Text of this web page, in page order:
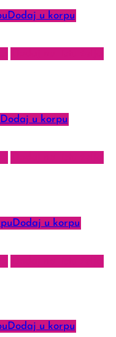
Dodaj u korpu
Dodaj u korpu
Dodaj u korpu
Dodaj u korpu